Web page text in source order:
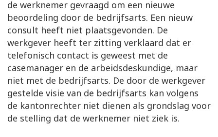
de werknemer gevraagd om een nieuwe
beoordeling door de bedrijfsarts. Een nieuw
consult heeft niet plaatsgevonden. De
werkgever heeft ter zitting verklaard dat er
telefonisch contact is geweest met de
casemanager en de arbeidsdeskundige, maar
niet met de bedrijfsarts. De door de werkgever
gestelde visie van de bedrijfsarts kan volgens
de kantonrechter niet dienen als grondslag voor
de stelling dat de werknemer niet ziek is.